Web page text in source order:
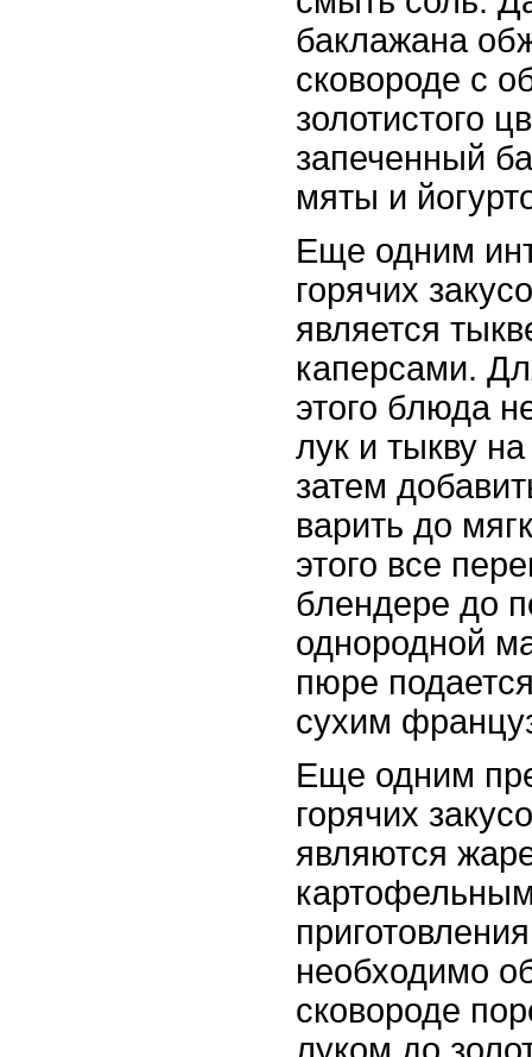
баклажана
сковороде с
золотистого
запеченный
мяты и
Еще одним
горячих
является
каперсами.
этого блюда
лук и тыкву
затем
варить до
этого все
блендере до
однородной
пюре
сухим
Еще одним
горячих
являются
необходимо
сковороде